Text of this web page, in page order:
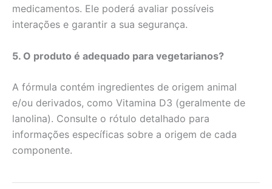
medicamentos. Ele poderá avaliar possíveis
interações e garantir a sua segurança.
5. O produto é adequado para vegetarianos?
A fórmula contém ingredientes de origem animal
e/ou derivados, como Vitamina D3 (geralmente de
lanolina). Consulte o rótulo detalhado para
informações específicas sobre a origem de cada
componente.